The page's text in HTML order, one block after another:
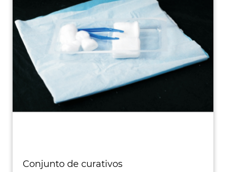
Conjunto de curativos